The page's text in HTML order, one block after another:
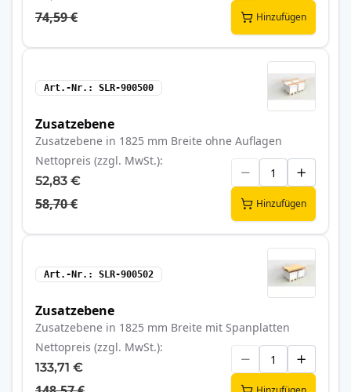
74,59 € Hinzufügen
Art.-Nr. SLR-900500
Zusatzebene
Zusatzebene in 1825 mm Breite ohne Auflagen
Nettopreis (zzgl. MwSt.)
52,83 €
58,70 € Hinzufügen
Art.-Nr. SLR-900502
Zusatzebene
Zusatzebene in 1825 mm Breite mit Spanplatten
Nettopreis (zzgl. MwSt.)
133,71 €